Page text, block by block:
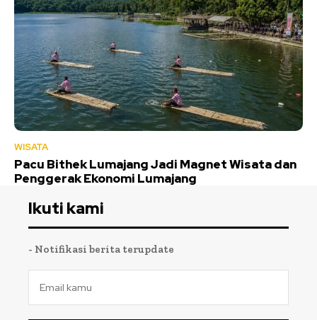
WISATA
Pacu Bithek Lumajang Jadi Magnet Wisata dan
Penggerak Ekonomi Lumajang
Ikuti kami
- Notifikasi berita terupdate